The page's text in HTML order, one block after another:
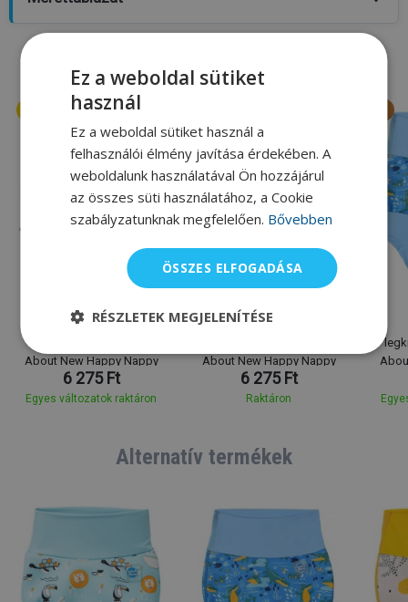
XL
Úszónadrág a
About New Happy Nappy
Vintage Moby
6 275 Ft
Egyes változatok raktáron
M L XL S
Úszónadrág a
About New Happy Nappy
Noah's Ark
6 275 Ft
Raktáron
Alternatív termékek
Ez a weboldal sütiket
használ
Ez a weboldal sütiket használ a
felhasználói élmény javítása érdekében. A
weboldalunk használatával Ön hozzájárul
az összes süti használatához, a Cookie
szabályzatunknak megfelelően. Bővebben
ÖSSZES ELFOGADÁSA
RÉSZLETEK MEGJELENÍTÉSE